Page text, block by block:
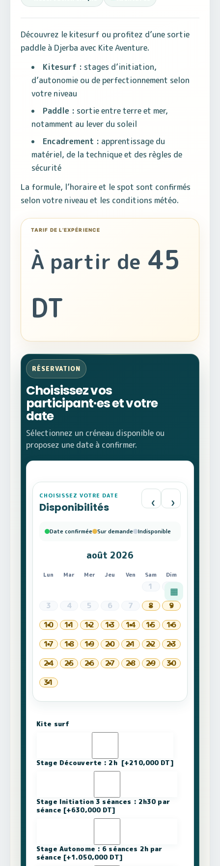
Découvrez le kitesurf ou profitez d’une sortie
paddle à Djerba avec Kite Aventure.
Kitesurf : stages d’initiation,
d’autonomie ou de perfectionnement selon
votre niveau
Paddle : sortie entre terre et mer,
notamment au lever du soleil
Encadrement : apprentissage du
matériel, de la technique et des règles de
sécurité
La formule, l’horaire et le spot sont confirmés
selon votre niveau et les conditions météo.
À partir de 45
DT
RÉSERVATION
Choisissez vos
participant·es et votre
date
Sélectionnez un créneau disponible ou
proposez une date à confirmer.
CHOISISSEZ VOTRE DATE
Disponibilités ‹ ›
Date confirmée Sur demande Indisponible
août 2026
Lun Mar Mer Jeu Ven Sam Dim
1
2
3
4 5 6 7 8
9
10
11 12 13 14 15
16
17
18 19 20 21 22
23
24
25 26 27 28 29
30
31
▦
Kite surf
Stage Découverte : 2h [+210,000 DT]
Stage Initiation 3 séances : 2h30 par
séance [+630,000 DT]
Stage Autonome : 6 séances 2h par
séance [+1.050,000 DT]